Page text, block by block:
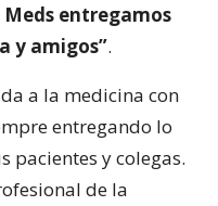
entregamos
y amigos”.
a la medicina con
entregando lo
pacientes y colegas.
de la